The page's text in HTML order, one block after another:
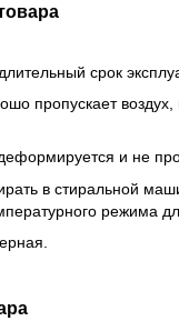
срок
пропускает
и не
в стиральной
режима